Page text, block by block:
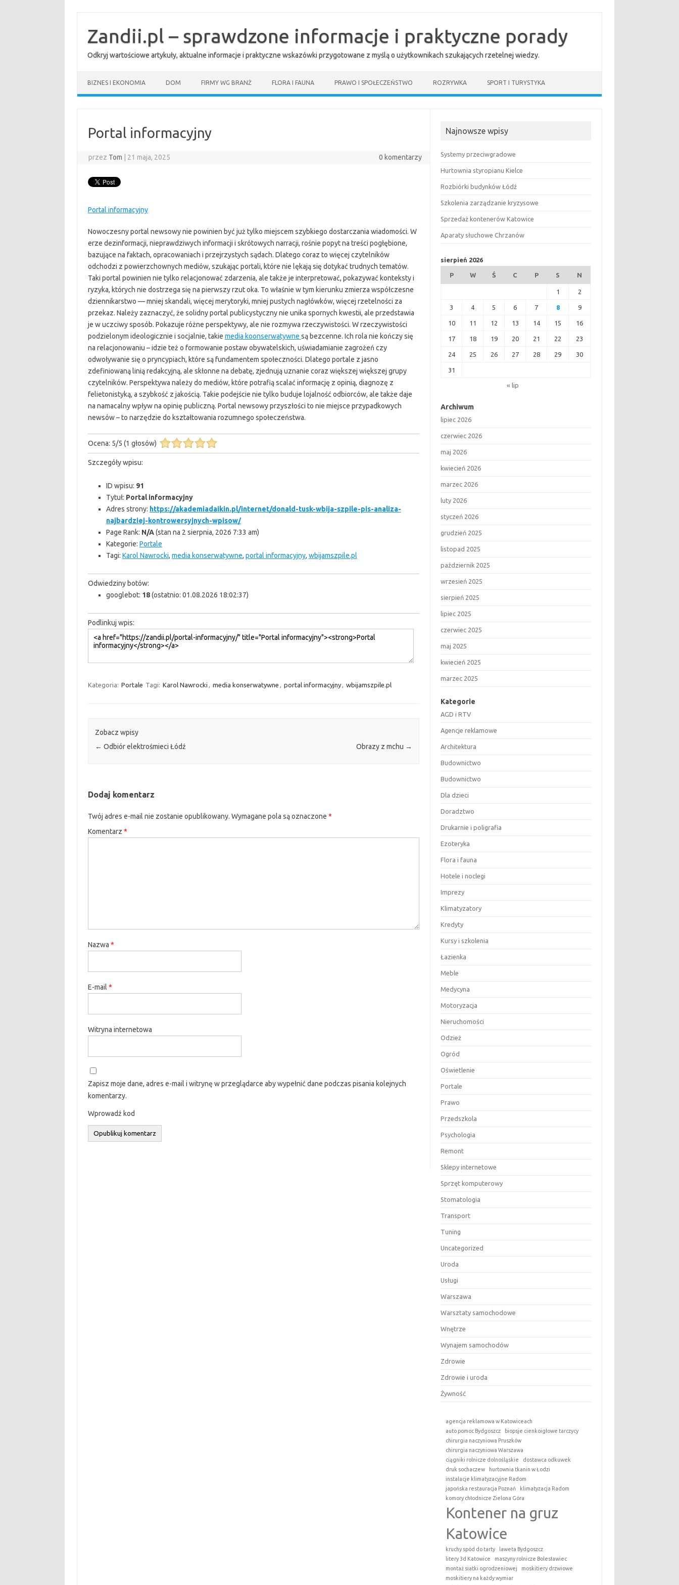
treściZandii.pl – sprawdzone informacje i praktyczne porady
Odkryj wartościowe artykuły, aktualne informacje i praktyczne wskazówki przygotowane z myślą o użytkownikach szukających rzetelnej wiedzy.
BIZNES I EKONOMIA DOM FIRMY WG BRANŻ FLORA I FAUNA PRAWO I SPOŁECZEŃSTWO ROZRYWKA SPORT I TURYSTYKA
Portal informacyjny
przez Tom 21 maja, 2025 0 komentarzy
Portal informacyjny
Nowoczesny portal newsowy nie powinien być już tylko miejscem szybkiego dostarczania wiadomości. W
erze dezinformacji, nieprawdziwych informacji i skrótowych narracji, rośnie popyt na treści pogłębione,
bazujące na faktach, opracowaniach i przejrzystych sądach. Dlatego coraz to więcej czytelników
odchodzi z powierzchownych mediów, szukając portali, które nie lękają się dotykać trudnych tematów.
Taki portal powinien nie tylko relacjonować zdarzenia, ale także je interpretować, pokazywać konteksty i
ryzyka, których nie dostrzega się na pierwszy rzut oka. To właśnie w tym kierunku zmierza współczesne
dziennikarstwo — mniej skandali, więcej merytoryki, mniej pustych nagłówków, więcej rzetelności za
przekaz. Należy zaznaczyć, że solidny portal publicystyczny nie unika spornych kwestii, ale przedstawia
je w uczciwy sposób. Pokazuje różne perspektywy, ale nie rozmywa rzeczywistości. W rzeczywistości
podzielonym ideologicznie i socjalnie, takie media koonserwatywne są bezcenne. Ich rola nie kończy się
na relacjonowaniu – idzie też o formowanie postaw obywatelskich, uświadamianie zagrożeń czy
odwoływanie się o pryncypiach, które są fundamentem społeczności. Dlatego portale z jasno
zdefiniowaną linią redakcyjną, ale skłonne na debatę, zjednują uznanie coraz większej większej grupy
czytelników. Perspektywa należy do mediów, które potrafią scalać informację z opinią, diagnozę z
felietonistyką, a szybkość z jakością. Takie podejście nie tylko buduje lojalność odbiorców, ale także daje
na namacalny wpływ na opinię publiczną. Portal newsowy przyszłości to nie miejsce przypadkowych
newsów – to narzędzie do kształtowania rozumnego społeczeństwa.
Ocena: 5/5 (1 głosów)
Szczegóły wpisu:
ID wpisu: 91
Tytuł: Portal informacyjny
Adres strony: https://akademiadaikin.pl/internet/donald-tusk-wbija-szpile-pis-analiza-
najbardziej-kontrowersyjnych-wpisow/
Page Rank: N/A(stan na 2 sierpnia, 2026 7:33 am)
Kategorie: Portale
Tagi: Karol Nawrocki, media konserwatywne, portal informacyjny, wbijamszpile.pl
Odwiedziny botów:
googlebot: 18(ostatnio: 01.08.2026 18:02:37)
Podlinkuj wpis:
Kategoria: Portale Tagi: Karol Nawrocki , media konserwatywne , portal informacyjny, wbijamszpile.pl
Zobacz wpisy
← Odbiór elektrośmieci Łódź Obrazy z mchu →
Dodaj komentarz
Twój adres e-mail nie zostanie opublikowany. Wymagane pola są oznaczone *
Komentarz *
Nazwa *
E-mail *
Witryna internetowa
Zapisz moje dane, adres e-mail i witrynę w przeglądarce aby wypełnić dane podczas pisania kolejnych
komentarzy.
Wprowadź kod
Najnowsze wpisy
Systemy przeciwgradowe
Hurtownia styropianu Kielce
Rozbiórki budynków Łódź
Szkolenia zarządzanie kryzysowe
Sprzedaż kontenerów Katowice
Aparaty słuchowe Chrzanów
sierpień 2026
P W Ś C P S N
1 2
3 4 5 6 7 8 9
10 11 12 13 14 15 16
17 18 19 20 21 22 23
24 25 26 27 28 29 30
31
« lip
Archiwum
lipiec 2026
czerwiec 2026
maj 2026
kwiecień 2026
marzec 2026
luty 2026
styczeń 2026
grudzień 2025
listopad 2025
październik 2025
wrzesień 2025
sierpień 2025
lipiec 2025
czerwiec 2025
maj 2025
kwiecień 2025
marzec 2025
Kategorie
AGD i RTV
Agencje reklamowe
Architektura
Budownictwo
Budownictwo
Dla dzieci
Doradztwo
Drukarnie i poligrafia
Ezoteryka
Flora i fauna
Hotele i noclegi
Imprezy
Klimatyzatory
Kredyty
Kursy i szkolenia
Łazienka
Meble
Medycyna
Motoryzacja
Nieruchomości
Odzież
Ogród
Oświetlenie
Portale
Prawo
Przedszkola
Psychologia
Remont
Sklepy internetowe
Sprzęt komputerowy
Stomatologia
Transport
Tuning
Uncategorized
Uroda
Usługi
Warszawa
Warsztaty samochodowe
Wnętrze
Wynajem samochodów
Zdrowie
Zdrowie i uroda
Żywność
agencja reklamowa w Katowiceach
auto pomoc Bydgoszcz
biopsje cienkoigłowe tarczycy
chirurgia naczyniowa Pruszków
chirurgia naczyniowa Warszawa
ciągniki rolnicze dolnośląskie
dostawca odkuwek
druk sochaczew
hurtownia tkanin w Łodzi
instalacje klimatyzacyjne Radom
japońska restauracja Poznań
klimatyzacja Radom
komory chłodnicze Zielona Góra
Kontener na gruz
Katowice
kruchy spód do tarty
laweta Bydgoszcz
litery 3d Katowice
maszyny rolnicze Bolesławiec
montaż siatki ogrodzeniowej
moskitiery drzwiowe
moskitiery na każdy wymiar